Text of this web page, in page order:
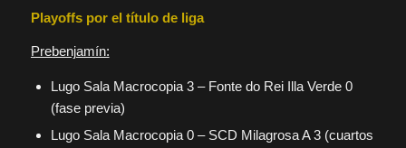
Playoffs por el título de liga
Prebenjamín:
Lugo Sala Macrocopia 3 – Fonte do Rei Illa Verde 0
(fase previa)
Lugo Sala Macrocopia 0 – SCD Milagrosa A 3 (cuartos